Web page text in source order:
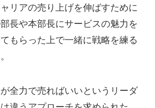
リアの売り上げを伸ばすために
長や本部長にサービスの魅力を
もらった上で一緒に戦略を練る
全力で売ればいいというリーダ